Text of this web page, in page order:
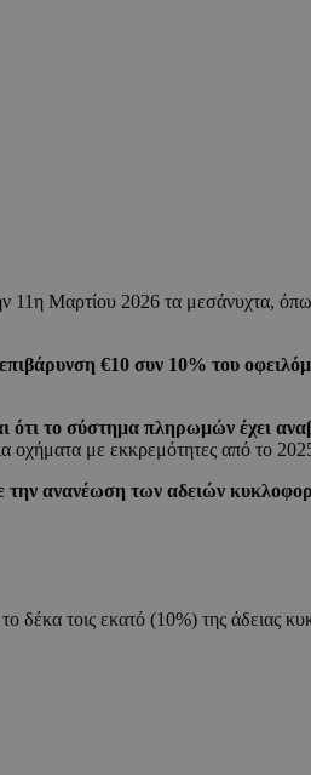
11η Μαρτίου 2026 τα μεσάνυχτα,
€10 συν 10% του
ότι το σύστημα πληρωμών έχει
οχήματα με εκκρεμότητες από το
ανανέωση των αδειών
δέκα τοις εκατό (10%) της άδειας